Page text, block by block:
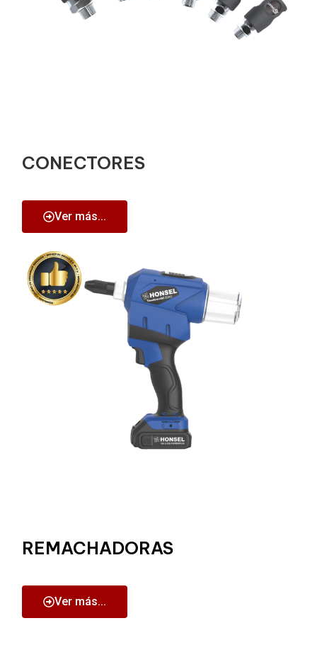
CONECTORES
Ver más...
REMACHADORAS
Ver más...